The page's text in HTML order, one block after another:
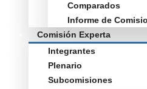
Comparados
Informe de
Comisión Experta
Integrantes
Plenario
Subcomisiones